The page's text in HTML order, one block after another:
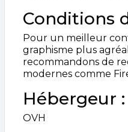
Conditions
Pour un meilleur
graphisme plus
recommandons de
modernes comme
Hébergeur :
OVH